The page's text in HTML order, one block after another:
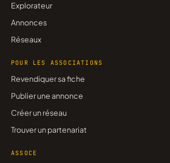
Explorateur
Annonces
Réseaux
POUR LES ASSOCIATIONS
Revendiquer sa fiche
Publier une annonce
Créer un réseau
Trouver un partenariat
ASSOCE